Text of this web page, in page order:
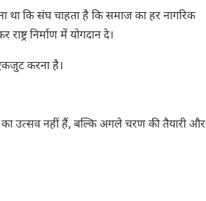
कि संघ चाहता है कि समाज का हर नागरिक
निर्माण में योगदान दे।
करना है।
का उत्सव नहीं हैं, बल्कि अगले चरण की तैयारी और